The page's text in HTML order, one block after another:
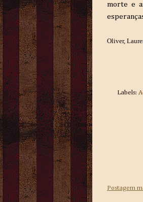
morte e
Oliver,
Labels:
Postagem